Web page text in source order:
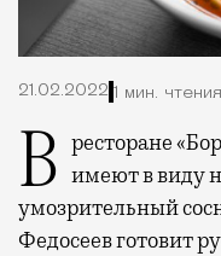
21.02.2022 1 мин. чтения
В ресторане «Бор» (Пятницкая, 9/28, стр. 1) имеют в виду
умозрительный
Федосеев готовит